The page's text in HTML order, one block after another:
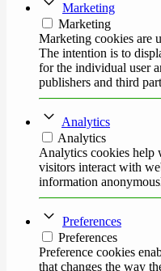
Marketing
Marketing
Marketing cookies are
The intention is to
for the individual user
publishers and third
Analytics
Analytics
Analytics cookies help
visitors interact with
information
Preferences
Preferences
Preference cookies
that changes the way